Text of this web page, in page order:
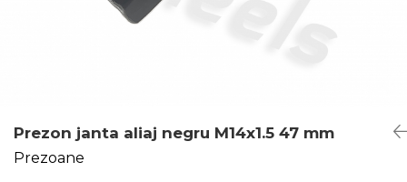
Prezon janta aliaj negru M14x1.5 47 mm
Prezoane